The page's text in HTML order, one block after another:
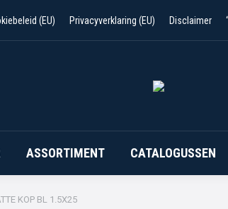
(EU) Privacyverklaring (EU) Disclaimer
ASSORTIMENT CATALOGUSSEN
KOP BL 1.5X25
FOLDERS VERHUUR